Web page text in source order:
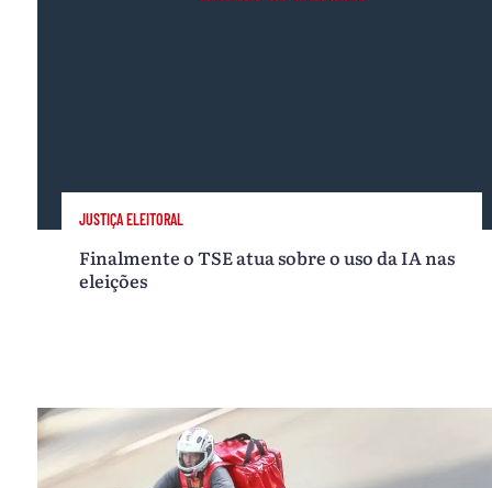
JUSTIÇA ELEITORAL
Finalmente o TSE atua sobre o uso da IA nas
eleições